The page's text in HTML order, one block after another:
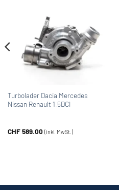
Turbolader Dacia Mercedes
Nissan Renault 1.5DCI
CHF589.00 (inkl. MwSt.)